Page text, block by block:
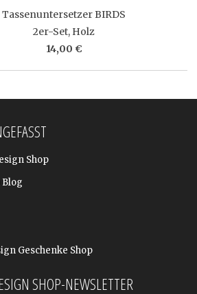
Tassenuntersetzer BIRDS
2er-Set, Holz
14,00 €
Shop
Geschenke Shop
SHOP-NEWSLETTER